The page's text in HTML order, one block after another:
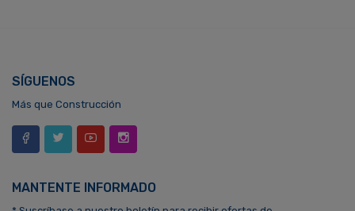
SÍGUENOS
Más que Construcción
MANTENTE INFORMADO